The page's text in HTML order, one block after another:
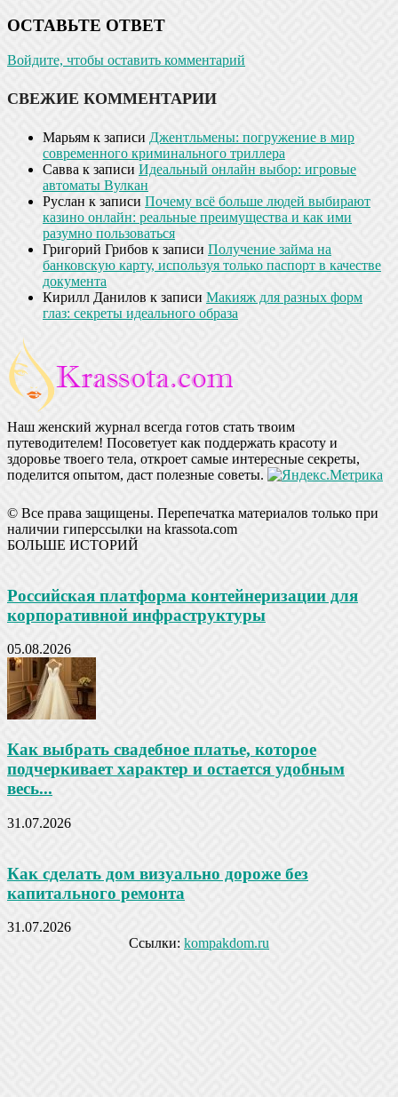
ОСТАВЬТЕ ОТВЕТ
Войдите, чтобы оставить комментарий
СВЕЖИЕ КОММЕНТАРИИ
Марьям к записи Джентльмены: погружение в мир
современного криминального триллера
Савва к записи Идеальный онлайн выбор: игровые
автоматы Вулкан
Руслан к записи Почему всё больше людей выбирают
казино онлайн: реальные преимущества и как ими
разумно пользоваться
Григорий Грибов к записи Получение займа на
банковскую карту, используя только паспорт в качестве
документа
Кирилл Данилов к записи Макияж для разных форм
глаз: секреты идеального образа
Наш женский журнал всегда готов стать твоим
путеводителем! Посоветует как поддержать красоту и
здоровье твоего тела, откроет самые интересные секреты,
поделится опытом, даст полезные советы.
© Все права защищены. Перепечатка материалов только при
наличии гиперссылки на krassota.com
БОЛЬШЕ ИСТОРИЙ
Российская платформа контейнеризации для
корпоративной инфраструктуры
05.08.2026
Как выбрать свадебное платье, которое
подчеркивает характер и остается удобным
весь...
31.07.2026
Как сделать дом визуально дороже без
капитального ремонта
31.07.2026
Ссылки: kompakdom.ru